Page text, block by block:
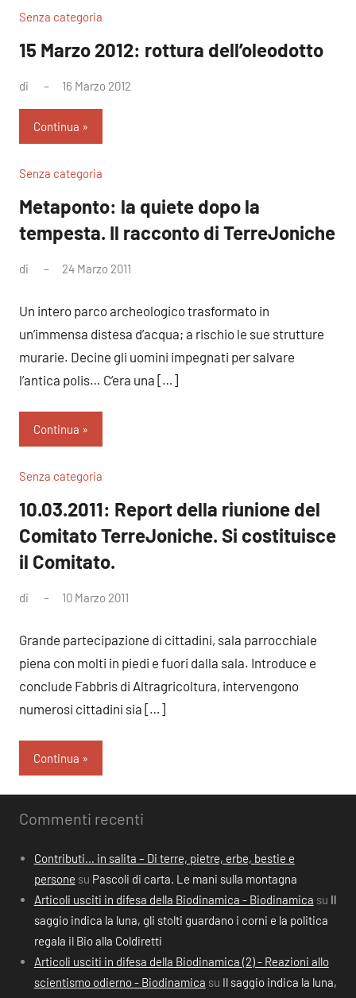
Senza categoria
15 Marzo 2012: rottura dell’oleodotto
di 16 Marzo 2012
Continua
Senza categoria
Metaponto: la quiete dopo la
tempesta. Il racconto di TerreJoniche
di 24 Marzo 2011
Un intero parco archeologico trasformato in
un’immensa distesa d’acqua; a rischio le sue strutture
murarie. Decine gli uomini impegnati per salvare
l’antica polis… C’era una […]
Continua
Senza categoria
10.03.2011: Report della riunione del
Comitato TerreJoniche. Si costituisce
il Comitato.
di 10 Marzo 2011
Grande partecipazione di cittadini, sala parrocchiale
piena con molti in piedi e fuori dalla sala. Introduce e
conclude Fabbris di Altragricoltura, intervengono
numerosi cittadini sia […]
Continua
Commenti recenti
Contributi… in salita – Di terre, pietre, erbe, bestie e
persone su Pascoli di carta. Le mani sulla montagna
Articoli usciti in difesa della Biodinamica - Biodinamica su Il
saggio indica la luna, gli stolti guardano i corni e la politica
regala il Bio alla Coldiretti
Articoli usciti in difesa della Biodinamica (2) - Reazioni allo
scientismo odierno - Biodinamica su Il saggio indica la luna,